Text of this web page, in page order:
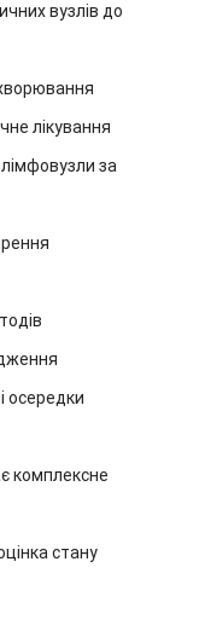
вузлів до
лікування
лімфовузли за
осередки
комплексне
стану